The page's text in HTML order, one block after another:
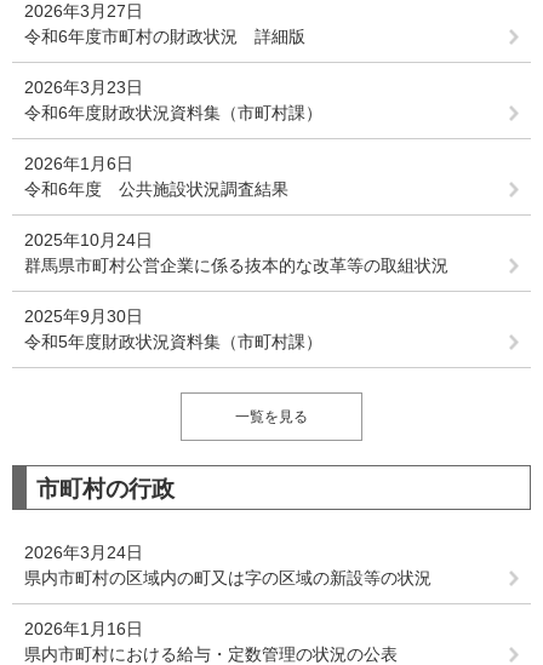
2026年3月27日
令和6年度市町村の財政状況 詳細版
2026年3月23日
令和6年度財政状況資料集（市町村課）
2026年1月6日
令和6年度 公共施設状況調査結果
2025年10月24日
群馬県市町村公営企業に係る抜本的な改革等の取組状況
2025年9月30日
令和5年度財政状況資料集（市町村課）
一覧を見る
市町村の行政
2026年3月24日
県内市町村の区域内の町又は字の区域の新設等の状況
2026年1月16日
県内市町村における給与・定数管理の状況の公表